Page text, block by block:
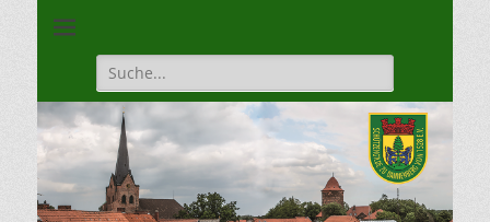
1528
Suche
für: